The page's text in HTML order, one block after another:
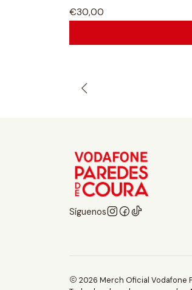
€30,00
Síguenos
2026 Merch Oficial Vodafone